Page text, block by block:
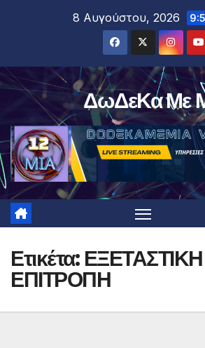
8 Αυγούστου, 2026
ΔωΔεΚα Με
Ετικέτα: ΕΞΕΤΑΣΤΙΚΗ
ΕΠΙΤΡΟΠΗ